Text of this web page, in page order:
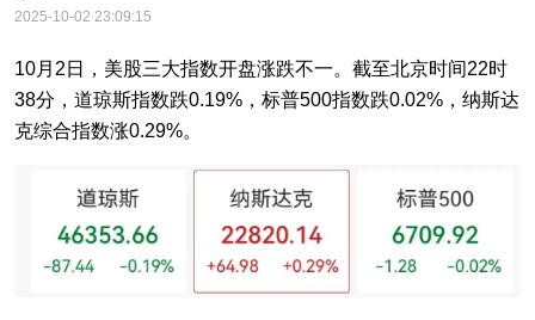
2025-10-02 23:09:15
10月2日，美股三大指数开盘涨跌不一。截至北京时间22时
38分，道琼斯指数跌0.19%，标普500指数跌0.02%，纳斯达
克综合指数涨0.29%。